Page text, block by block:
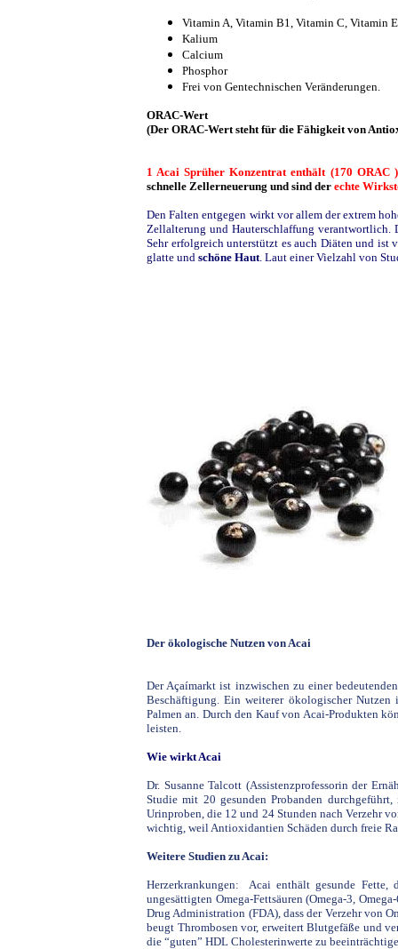
Vitamin A, Vitamin B1, Vitamin C, Vitamin E
Kalium
Calcium
Phosphor
Frei von Gentechnischen Veränderungen.
ORAC-Wert
(Der ORAC-Wert steht für die Fähigkeit von
1 Acai Sprüher Konzentrat enthält (170 ORAC )
schnelle Zellerneuerung und sind der echte
Den Falten entgegen wirkt vor allem der extrem
Zellalterung und Hauterschlaffung verantwortlich.
Sehr erfolgreich unterstützt es auch Diäten und ist
glatte und schöne Haut. Laut einer Vielzahl von
Der ökologische Nutzen von Acai
Der Açaímarkt ist inzwischen zu einer
Beschäftigung. Ein weiterer ökologischer
Palmen an. Durch den Kauf von Acai-Produkten
leisten.
Wie wirkt Acai
Dr. Susanne Talcott (Assistenzprofessorin der
Studie mit 20 gesunden Probanden
Urinproben, die 12 und 24 Stunden nach Verzehr
wichtig, weil Antioxidantien Schäden durch freie
Weitere Studien zu Acai:
Herzerkrankungen: Acai enthält gesunde Fette,
ungesättigten Omega-Fettsäuren (Omega-3,
Drug Administration (FDA), dass der Verzehr von
beugt Thrombosen vor, erweitert Blutgefäße und
die “guten” HDL Cholesterinwerte zu